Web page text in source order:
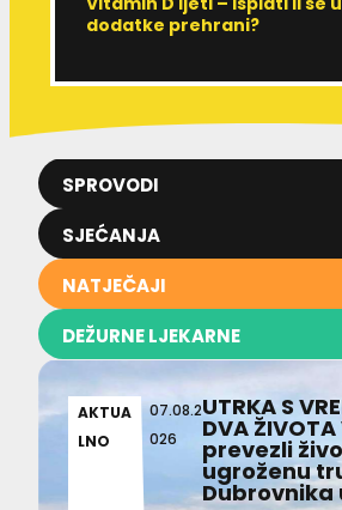
SPROVODI
SJEĆANJA
NATJEČAJI
DEŽURNE LJEKARNE
dodatke prehrani?
AKTUA
LNO
07.08.2
026
UTRKA S
DVA
prevezli
ugroženu
Dubrovnika